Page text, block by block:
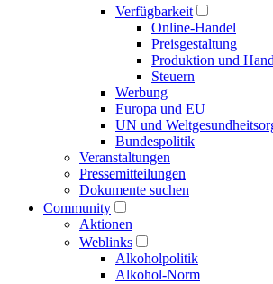
Verfügbarkeit
Online-Handel
Preisgestaltung
Produktion und
Steuern
Werbung
Europa und EU
UN und
Bundespolitik
Veranstaltungen
Presse­mitteilungen
Dokumente suchen
Community
Aktionen
Weblinks
Alkoholpolitik
Alkohol-Norm